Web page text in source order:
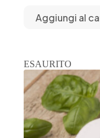
Aggiungi al
ESAURITO